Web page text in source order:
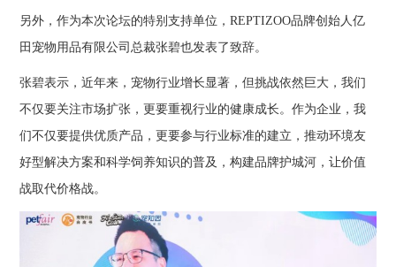
另外，作为本次论坛的特别支持单位，REPTIZOO品牌创始人亿
田宠物用品有限公司总裁张碧也发表了致辞。
张碧表示，近年来，宠物行业增长显著，但挑战依然巨大，我们
不仅要关注市场扩张，更要重视行业的健康成长。作为企业，我
们不仅要提供优质产品，更要参与行业标准的建立，推动环境友
好型解决方案和科学饲养知识的普及，构建品牌护城河，让价值
战取代价格战。